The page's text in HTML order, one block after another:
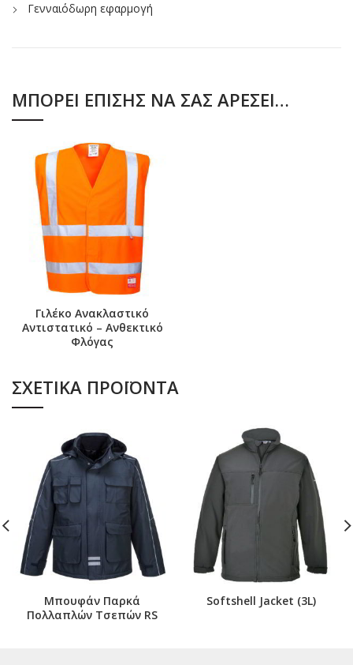
Γενναιόδωρη εφαρμογή
ΜΠΟΡΕΊ ΕΠΊΣΗΣ ΝΑ ΣΑΣ ΑΡΈΣΕΙ…
Γιλέκο Ανακλαστικό
Αντιστατικό – Ανθεκτικό
Φλόγας
ΣΧΕΤΙΚΆ ΠΡΟΪΌΝΤΑ
Μπουφάν Παρκά
Πολλαπλών Τσεπών RS
Softshell Jacket (3L)